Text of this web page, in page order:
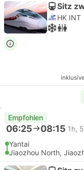
Sitz
HK INT
Empfohlen
06:25 08:15 1h,
Yantai
Jiaozhou North,